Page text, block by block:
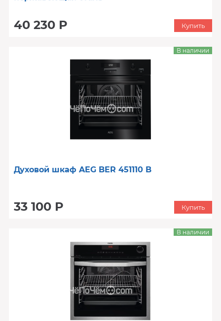
40 230 Р Купить
Духовой шкаф AEG BER 451110 B
33 100 Р
В наличии
Купить
В наличии